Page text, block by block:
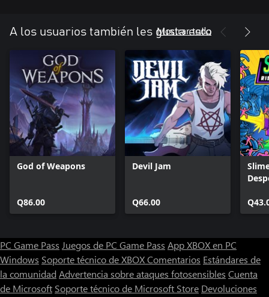
A los usuarios también les gusta esto
Mostrar todo
God of Weapons
Q86.00
Devil Jam
Q66.00
PC Game Pass Juegos de PC Game Pass App XBOX en PC
Windows Soporte técnico de XBOXComentarios Estándares de
la comunidad Advertencia sobre ataques fotosensibles Cuenta
de Microsoft Soporte técnico de Microsoft Store Devoluciones